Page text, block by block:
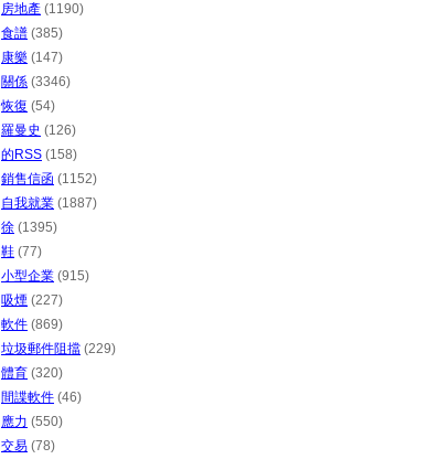
房地產 (1190)
食譜 (385)
康樂 (147)
關係 (3346)
恢復 (54)
羅曼史 (126)
的RSS (158)
銷售信函 (1152)
自我就業 (1887)
徐 (1395)
鞋 (77)
小型企業 (915)
吸煙 (227)
軟件 (869)
垃圾郵件阻擋 (229)
體育 (320)
間諜軟件 (46)
應力 (550)
交易 (78)